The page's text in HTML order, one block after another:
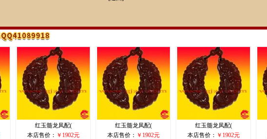
红玉髓龙凤配(
本店售价： ￥1902元
红玉髓龙凤配(
本店售价： ￥1902元
红玉髓龙凤配(
本店售价： ￥1902元